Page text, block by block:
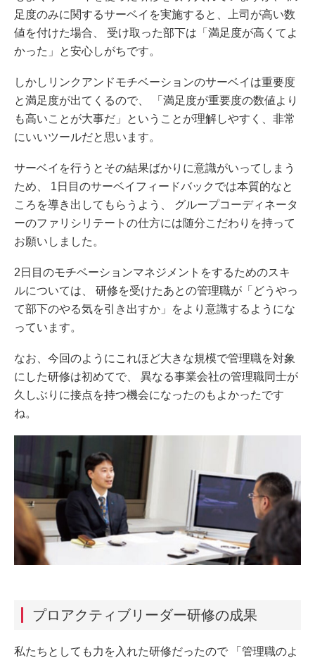
足度のみに関するサーベイを実施すると、上司が高い数
値を付けた場合、 受け取った部下は「満足度が高くてよ
かった」と安心しがちです。
しかしリンクアンドモチベーションのサーベイは重要度
と満足度が出てくるので、 「満足度が重要度の数値より
も高いことが大事だ」ということが理解しやすく、非常
にいいツールだと思います。
サーベイを行うとその結果ばかりに意識がいってしまう
ため、 1日目のサーベイフィードバックでは本質的なと
ころを導き出してもらうよう、 グループコーディネータ
ーのファリシリテートの仕方には随分こだわりを持って
お願いしました。
2日目のモチベーションマネジメントをするためのスキ
ルについては、 研修を受けたあとの管理職が「どうやっ
て部下のやる気を引き出すか」をより意識するようにな
っています。
なお、今回のようにこれほど大きな規模で管理職を対象
にした研修は初めてで、 異なる事業会社の管理職同士が
久しぶりに接点を持つ機会になったのもよかったです
ね。
プロアクティブリーダー研修の成果
私たちとしても力を入れた研修だったので 「管理職のよ